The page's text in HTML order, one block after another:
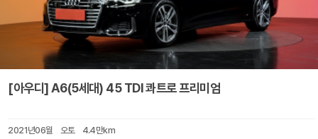
[아우디] A6(5세대) 45 TDI 콰트로 프리미엄
2021년06월 오토 4.4만km